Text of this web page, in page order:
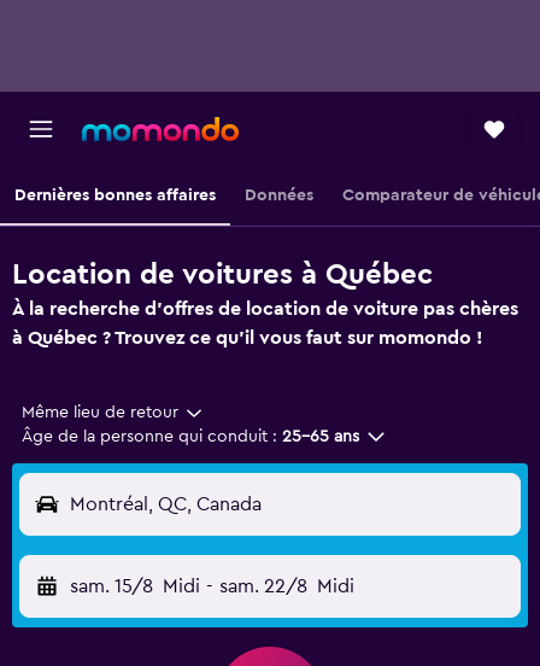
Dernières bonnes affaires Données Comparateur de
Location de voitures à Québec
À la recherche d'offres de location de voiture pas chères
à Québec ? Trouvez ce qu'il vous faut sur momondo !
Même lieu de retour
Âge de la personne qui conduit : 25-65 ans
Montréal, QC, Canada
sam. 15/8 Midi - sam. 22/8 Midi